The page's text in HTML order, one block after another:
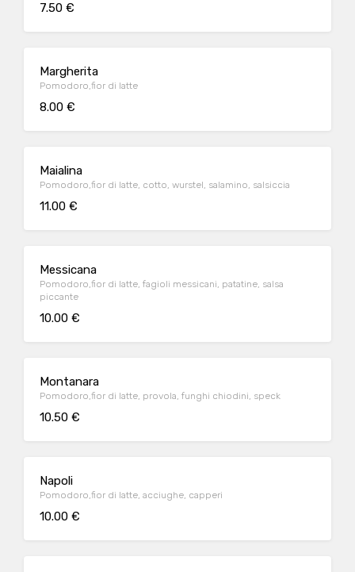
7.50 €
Margherita
Pomodoro,fior di latte
8.00 €
Maialina
Pomodoro,fior di latte, cotto, wurstel, salamino, salsiccia
11.00 €
Messicana
Pomodoro,fior di latte, fagioli messicani, patatine, salsa
piccante
10.00 €
Montanara
Pomodoro,fior di latte, provola, funghi chiodini, speck
10.50 €
Napoli
Pomodoro,fior di latte, acciughe, capperi
10.00 €